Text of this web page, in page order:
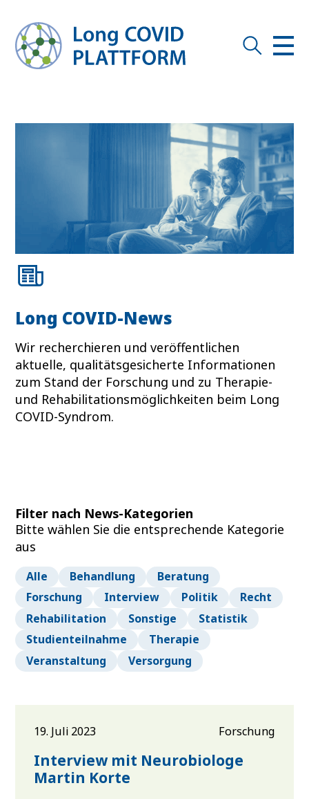
Long COVID-News
Wir recherchieren und veröffentlichen
aktuelle, qualitätsgesicherte Informationen
zum Stand der Forschung und zu Therapie-
und Rehabilitationsmöglichkeiten beim Long
COVID-Syndrom.
Filter nach News-Kategorien
Bitte wählen Sie die entsprechende Kategorie
aus
Alle Behandlung
Beratung
Forschung
Interview Politik
Recht
Rehabilitation
Sonstige
Statistik
Studienteilnahme
Therapie
Veranstaltung
Versorgung
19. Juli 2023 Forschung
Interview mit Neurobiologe
Martin Korte